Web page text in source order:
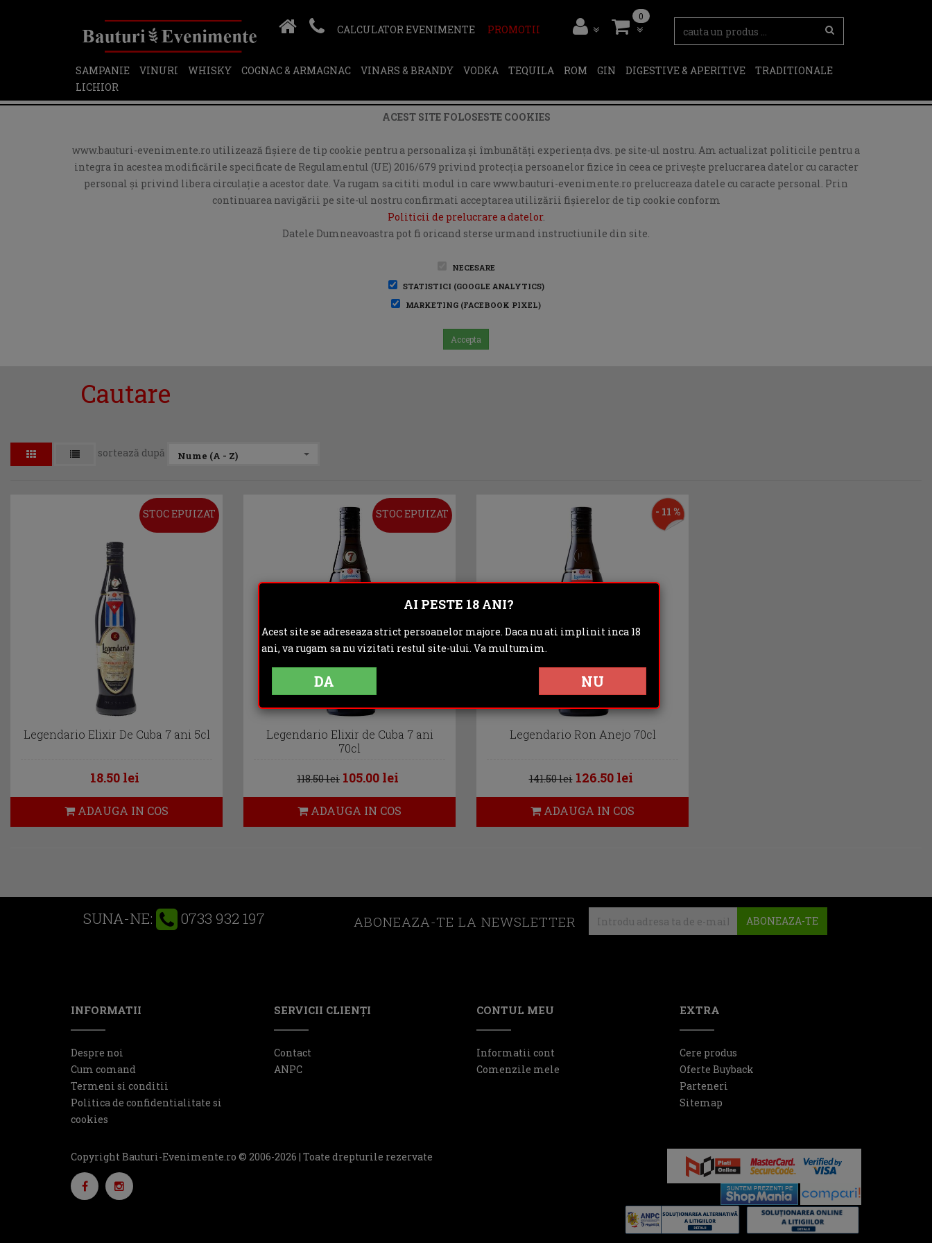
CALCULATOR EVENIMENTE PROMOTII
0
SAMPANIE VINURI WHISKY COGNAC & ARMAGNAC VINARS & BRANDY VODKA TEQUILA ROM GIN DIGESTIVE & APERITIVE
TRADITIONALE
LICHIOR
ACEST SITE FOLOSESTE COOKIES
www.bauturi-evenimente.ro utilizează fişiere de tip cookie pentru a personaliza și îmbunătăți experiența dvs. pe site-ul nostru. Am actualizat politicile pentru a
integra în acestea modificările specificate de Regulamentul (UE) 2016/679 privind protecția persoanelor fizice în ceea ce privește prelucrarea datelor cu caracter
personal și privind libera circulație a acestor date. Va rugam sa cititi modul in care www.bauturi-evenimente.ro prelucreaza datele cu caracte personal. Prin
continuarea navigării pe site-ul nostru confirmati acceptarea utilizării fişierelor de tip cookie conform
Politicii de prelucrare a datelor.
Datele Dumneavoastra pot fi oricand sterse urmand instructiunile din site.
NECESARE
STATISTICI (GOOGLE ANALYTICS)
MARKETING (FACEBOOK PIXEL)
Accepta
Cautare
sortează după Nume (A - Z)
STOC EPUIZAT
Legendario Elixir De Cuba 7 ani 5cl
18.50 lei
ADAUGA IN COS
STOC EPUIZAT
Legendario Elixir de Cuba 7 ani
70cl
118.50 lei 105.00 lei
ADAUGA IN COS
- 11 %
Legendario Ron Anejo 70cl
141.50 lei 126.50 lei
ADAUGA IN COS
SUNA-NE: 0733 932 197 ABONEAZA-TE LA NEWSLETTER ABONEAZA-TE
INFORMATII
Despre noi
Cum comand
Termeni si conditii
Politica de confidentialitate si
cookies
SERVICII CLIENŢI
Contact
ANPC
CONTUL MEU
Informatii cont
Comenzile mele
EXTRA
Cere produs
Oferte Buyback
Parteneri
Sitemap
Copyright Bauturi-Evenimente.ro © 2006-2026 | Toate drepturile rezervate
AI PESTE 18 ANI?
Acest site se adreseaza strict persoanelor majore. Daca nu ati implinit inca 18
ani, va rugam sa nu vizitati restul site-ului. Va multumim.
DA NU